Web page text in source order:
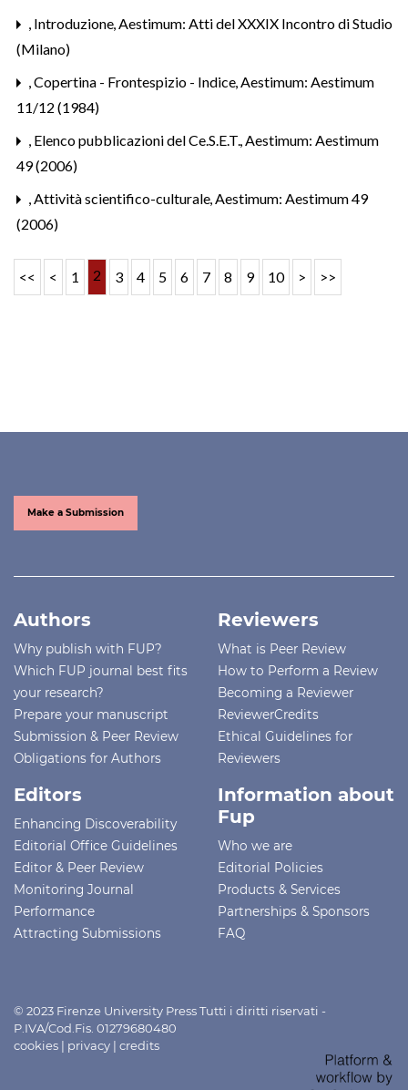
, Introduzione,Aestimum: Atti del XXXIX Incontro di Studio
(Milano)
,Copertina - Frontespizio - Indice,Aestimum: Aestimum
11/12 (1984)
, Elenco pubblicazioni del Ce.S.E.T.,Aestimum: Aestimum
49 (2006)
,Attività scientifico-culturale,Aestimum: Aestimum 49
(2006)
<< < 1 2 3 4 5 6 7 8 9 10 > >>
Make a Submission
Authors
Why publish with FUP?
Which FUP journal best fits
your research?
Prepare your manuscript
Submission & Peer Review
Obligations for Authors
Reviewers
What is Peer Review
How to Perform a Review
Becoming a Reviewer
ReviewerCredits
Ethical Guidelines for
Reviewers
Editors
Enhancing Discoverability
Editorial Office Guidelines
Editor & Peer Review
Monitoring Journal
Performance
Attracting Submissions
Information about
Fup
Who we are
Editorial Policies
Products & Services
Partnerships & Sponsors
FAQ
© 2023 Firenze University Press Tutti i diritti riservati -
P.IVA/Cod.Fis. 01279680480
cookies | privacy | credits